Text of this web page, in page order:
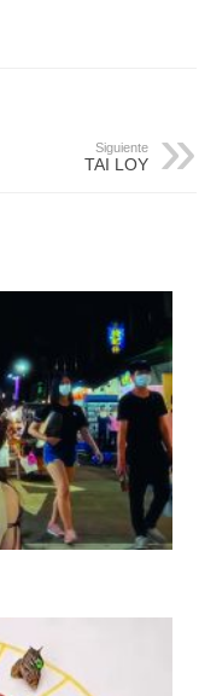
Siguiente
TAI LOY